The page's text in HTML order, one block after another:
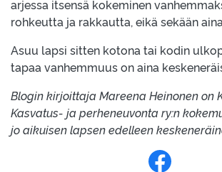
arjessa itsensä kokeminen
rohkeutta ja rakkautta, eikä sekään
Asuu lapsi sitten kotona tai kodin
tapaa vanhemmuus on aina
Blogin kirjoittaja Mareena Heinonen on
Kasvatus- ja perheneuvonta ry:n
jo aikuisen lapsen edelleen